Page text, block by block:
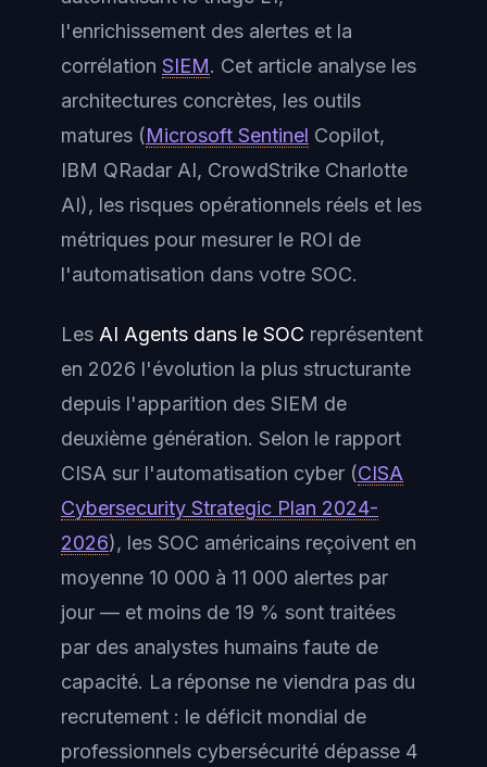
l'enrichissement des alertes et la
corrélation SIEM. Cet article analyse les
architectures concrètes, les outils
matures (Microsoft Sentinel Copilot,
IBM QRadar AI, CrowdStrike Charlotte
AI), les risques opérationnels réels et les
métriques pour mesurer le ROI de
l'automatisation dans votre SOC.
Les AI Agents dans le SOC représentent
en 2026 l'évolution la plus structurante
depuis l'apparition des SIEM de
deuxième génération. Selon le rapport
CISA sur l'automatisation cyber (CISA
Cybersecurity Strategic Plan 2024-
2026), les SOC américains reçoivent en
moyenne 10 000 à 11 000 alertes par
jour — et moins de 19 % sont traitées
par des analystes humains faute de
capacité. La réponse ne viendra pas du
recrutement : le déficit mondial de
professionnels cybersécurité dépasse 4